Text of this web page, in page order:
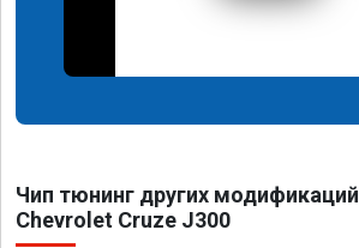
Чип тюнинг других модификаций
Chevrolet Cruze J300